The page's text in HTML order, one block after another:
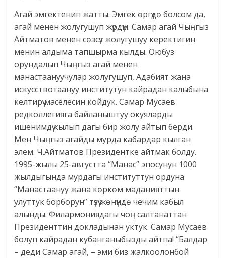
Агай эмгектенип жатты. Эмгек өргүүдө болсом да,
агай менен жолугушуп жүрдүм. Самар агай Чыңгыз
Айтматов менен сөзсүз жолугушуу керектигин
менин алдыма тапшырма кылды. Оюбуз
орундалып Чыңгыз агай менен
манастаануучулар жолугушуп, Адабият жана
искусствотаануу институтун кайрадан калыбына
келтирүү маселесин койдук. Самар Мусаев
редколлегияга байланыштуу окуяларды
ишенимдүү кылып дагы бир жолу айтып берди.
Мен Чыңгыз агайды мурда кабардар кылган
элем. Ч.Айтматов Президентке айтмак болду.
1995-жылы 25-августта “Манас” эпосунун 1000
жылдыгында мурдагы институттун ордуна
“Манастаануу жана көркөм маданияттын
улуттук борборун” түзүү жөнүндө чечим кабыл
алынды. Филармониядагы чоң салтанаттан
Президенттин докладынан уктук. Самар Мусаев
болуп кайрадан кубанганыбызды айтпа! “Балдар
– деди Самар агай, – эми биз жалкоолонбой